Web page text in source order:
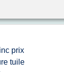
prix
tuile